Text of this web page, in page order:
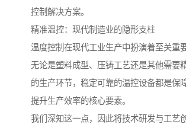
控制解决方案。
精准温控：现代制造业的隐形支柱
温度控制在现代工业生产中扮演着至关重
无论是塑料成型、压铸工艺还是其他需要
的生产环节，稳定可靠的温控设备都是保
提升生产效率的核心要素。
我们深知这一点，因此将技术研发与工艺